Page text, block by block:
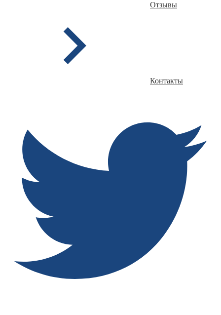
Отзывы
Контакты